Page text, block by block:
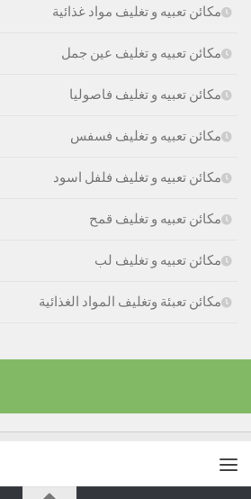
مكائن تعبيه و تغليف مواد غذائية
مكائن تعبيه و تغليف عين جمل
مكائن تعبيه و تغليف فاصوليا
مكائن تعبيه و تغليف فسفس
مكائن تعبيه و تغليف فلفل اسود
مكائن تعبيه و تغليف قمح
مكائن تعبيه و تغليف لب
مكائن تعبئة وتغليف المواد الغذائية